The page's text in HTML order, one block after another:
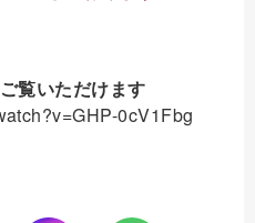
覧いただけます
0cV1Fbg